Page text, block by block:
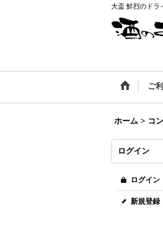
大盃 鮮烈のドラ
ご
ホーム > コ
ログイン
ログイン
新規登録